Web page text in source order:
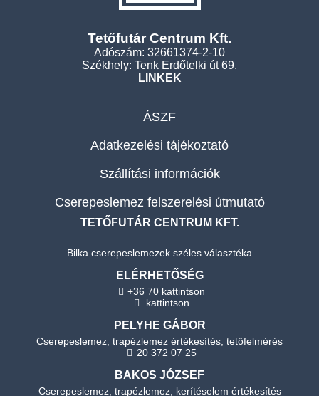
Tetőfutár Centrum Kft.
Adószám: 32661374-2-10
Székhely: Tenk Erdőtelki út 69.
LINKEK
ÁSZF
Adatkezelési tájékoztató
Szállítási információk
Cserepeslemez felszerelési útmutató
TETŐFUTÁR CENTRUM KFT.
Bilka cserepeslemezek széles választéka
ELÉRHETŐSÉG
+36 70 kattintson
kattintson
PELYHE GÁBOR
Cserepeslemez, trapézlemez értékesítés, tetőfelmérés
20 372 07 25
BAKOS JÓZSEF
Cserepeslemez, trapézlemez, kerítéselem értékesítés